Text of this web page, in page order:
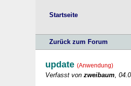
Startseite
Zurück zum Forum
update (Anwendung)
Verfasst von zweibaum,